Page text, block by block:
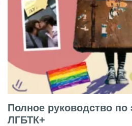
Полное руководство по
ЛГБТК+